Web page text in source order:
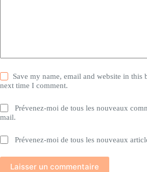
Save my name, email and website in this
next time I comment.
Prévenez-moi de tous les nouveaux
mail.
Prévenez-moi de tous les nouveaux
Laisser un commentaire